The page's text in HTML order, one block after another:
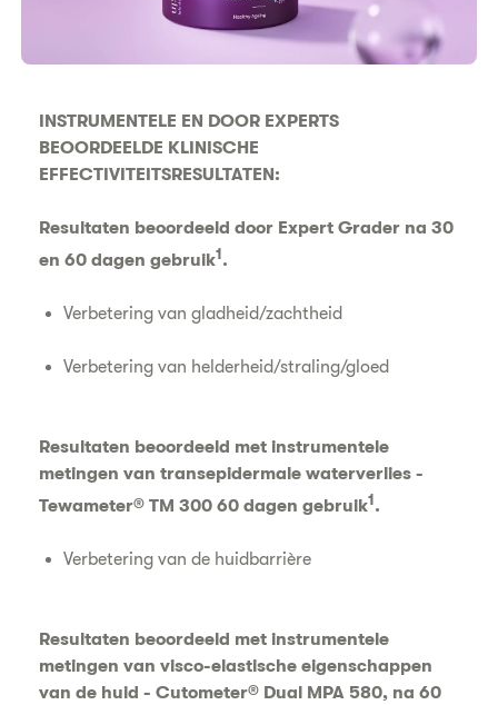
INSTRUMENTELE EN DOOR EXPERTS
BEOORDEELDE KLINISCHE
EFFECTIVITEITSRESULTATEN:
Resultaten beoordeeld door Expert Grader na 30
en 60 dagen gebruik1.
Verbetering van gladheid/zachtheid
Verbetering van helderheid/straling/gloed
Resultaten beoordeeld met instrumentele
metingen van transepidermale waterverlies -
Tewameter® TM 300 60 dagen gebruik1 .
Verbetering van de huidbarrière
Resultaten beoordeeld met instrumentele
metingen van visco-elastische eigenschappen
van de huid - Cutometer® Dual MPA 580, na 60